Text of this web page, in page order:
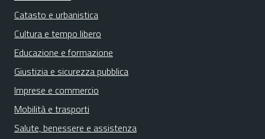
Catasto e urbanistica
Cultura e tempo libero
Educazione e formazione
Giustizia e sicurezza pubblica
Imprese e commercio
Mobilità e trasporti
Salute, benessere e assistenza